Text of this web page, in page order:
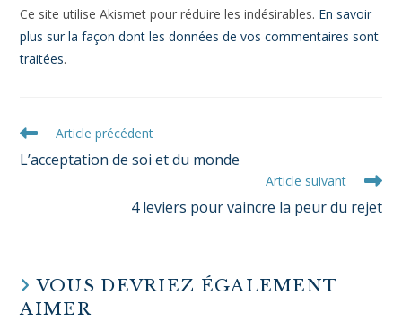
Ce site utilise Akismet pour réduire les indésirables. En savoir
plus sur la façon dont les données de vos commentaires sont
traitées.
Article précédent
L’acceptation de soi et du monde
Article suivant
4 leviers pour vaincre la peur du rejet
VOUS DEVRIEZ ÉGALEMENT
AIMER